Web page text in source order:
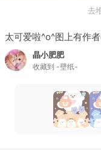
去
太可爱啦^o^图上有作
晶小肥肥
收藏到 -壁纸-